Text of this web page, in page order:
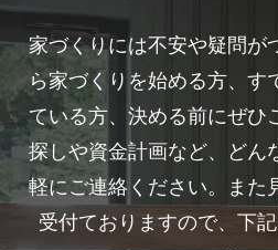
家づくりには不安や疑問が
ら家づくりを始める方、す
ている方、決める前にぜひ
探しや資金計画など、どん
軽にご連絡ください。また
受付ておりますので、下